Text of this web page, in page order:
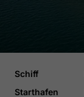
Schiff
Starthafen